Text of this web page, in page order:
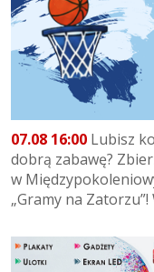
07.08 16:00 Lubisz
dobrą zabawę?
w
„Gramy na